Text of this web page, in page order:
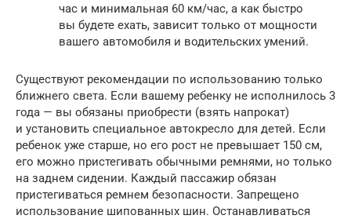
час и минимальная 60 км/час, а как быстро
вы будете ехать, зависит только от мощности
вашего автомобиля и водительских умений.
Существуют рекомендации по использованию только
ближнего света. Если вашему ребенку не исполнилось 3
года — вы обязаны приобрести (взять напрокат)
и установить специальное автокресло для детей. Если
ребенок уже старше, но его рост не превышает 150 см,
его можно пристегивать обычными ремнями, но только
на заднем сидении. Каждый пассажир обязан
пристегиваться ремнем безопасности. Запрещено
использование шипованных шин. Останавливаться